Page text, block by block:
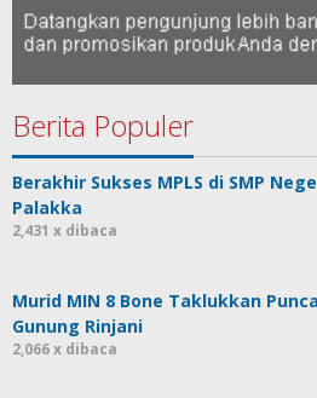
Berita Populer
Berakhir Sukses MPLS di SMP
Palakka
2,431 x dibaca
Murid MIN 8 Bone Taklukkan
Gunung Rinjani
2,066 x dibaca